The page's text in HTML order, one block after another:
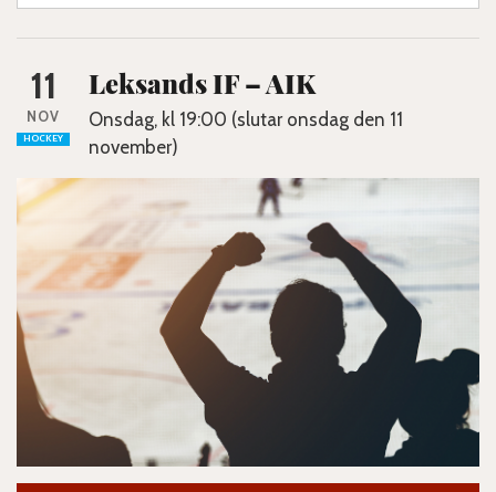
11
NOV
HOCKEY
Leksands IF – AIK
Onsdag, kl 19:00 (slutar onsdag den 11
november)